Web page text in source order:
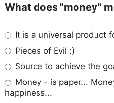
What does "money"
It is a universal product
Pieces of Evil :)
Source to achieve the
Money - is paper...
happiness...